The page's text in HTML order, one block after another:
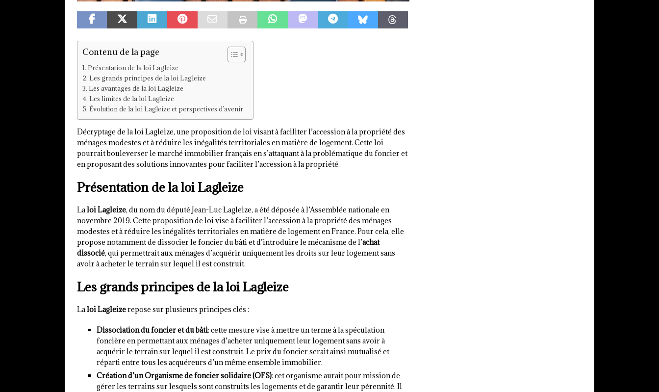
Contenu de la page
Présentation de la loi Lagleize
Les grands principes de la loi Lagleize
Les avantages de la loi Lagleize
Les limites de la loi Lagleize
Évolution de la loi Lagleize et perspectives d’avenir
Décryptage de la loi Lagleize, une proposition de loi visant à faciliter l’accession à la propriété des
ménages modestes et à réduire les inégalités territoriales en matière de logement. Cette loi
pourrait bouleverser le marché immobilier français en s’attaquant à la problématique du foncier et
en proposant des solutions innovantes pour faciliter l’accession à la propriété.
Présentation de la loi Lagleize
Laloi Lagleize, du nom du député Jean-Luc Lagleize, a été déposée à l’Assemblée nationale en
novembre 2019. Cette proposition de loi vise à faciliter l’accession à la propriété des ménages
modestes et à réduire les inégalités territoriales en matière de logement en France. Pour cela, elle
propose notamment de dissocier le foncier du bâti et d’introduire le mécanisme de l’achat
dissocié, qui permettrait aux ménages d’acquérir uniquement les droits sur leur logement sans
avoir à acheter le terrain sur lequel il est construit.
Les grands principes de la loi Lagleize
Laloi Lagleizerepose sur plusieurs principes clés :
Dissociation du foncier et du bâti: cette mesure vise à mettre un terme à la spéculation
foncière en permettant aux ménages d’acheter uniquement leur logement sans avoir à
acquérir le terrain sur lequel il est construit. Le prix du foncier serait ainsi mutualisé et
réparti entre tous les acquéreurs d’un même ensemble immobilier.
Création d’un Organisme de foncier solidaire (OFS): cet organisme aurait pour mission de
gérer les terrains sur lesquels sont construits les logements et de garantir leur pérennité. Il